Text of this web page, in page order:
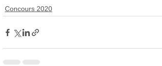
Concours 2020